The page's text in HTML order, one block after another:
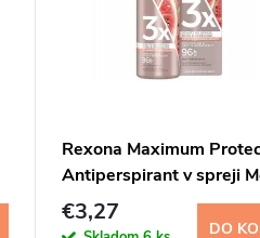
Rexona Maximum
Antiperspirant v spreji
150 ml
€3,27
DO